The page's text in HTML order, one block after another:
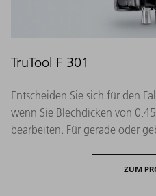
TruTool F 301
Entscheiden Sie sich für den
wenn Sie Blechdicken von
bearbeiten. Für gerade oder
ZUM